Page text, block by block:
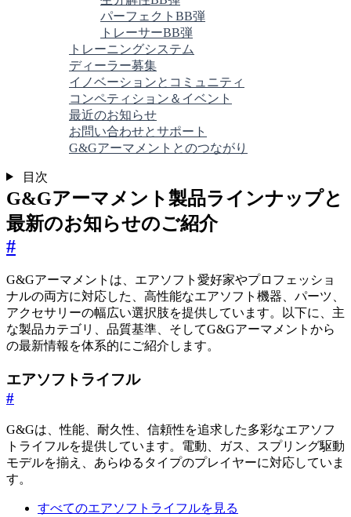
パーフェクトBB弾
トレーサーBB弾
トレーニングシステム
ディーラー募集
イノベーションとコミュニティ
コンペティション＆イベント
最近のお知らせ
お問い合わせとサポート
G&Gアーマメントとのつながり
目次
G&Gアーマメント製品ラインナップと
最新のお知らせのご紹介
#
G&Gアーマメントは、エアソフト愛好家やプロフェッショ
ナルの両方に対応した、高性能なエアソフト機器、パーツ、
アクセサリーの幅広い選択肢を提供しています。以下に、主
な製品カテゴリ、品質基準、そしてG&Gアーマメントから
の最新情報を体系的にご紹介します。
エアソフトライフル
#
G&Gは、性能、耐久性、信頼性を追求した多彩なエアソフ
トライフルを提供しています。電動、ガス、スプリング駆動
モデルを揃え、あらゆるタイプのプレイヤーに対応していま
す。
すべてのエアソフトライフルを見る